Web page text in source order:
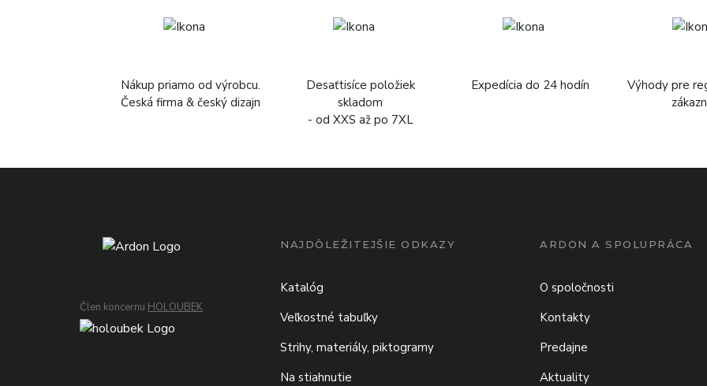
Nákup priamo od výrobcu.
Česká firma & český dizajn
Desaťtisíce položiek
skladom
- od XXS až po 7XL
Expedícia do 24 hodín
Výhody pre
Člen koncernu HOLOUBEK
NAJDÔLEŽITEJŠIE ODKAZY
Katalóg
Veľkostné tabuľky
Strihy, materiály, piktogramy
Na stiahnutie
ARDON A SPOLUPRÁCA
O spoločnosti
Kontakty
Predajne
Aktuality